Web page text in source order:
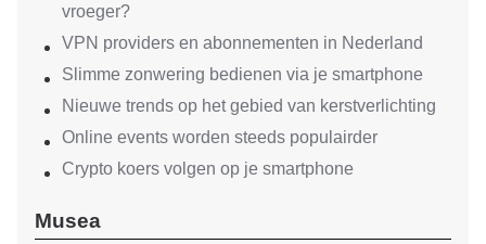
vroeger?
VPN providers en abonnementen in Nederland
Slimme zonwering bedienen via je smartphone
Nieuwe trends op het gebied van kerstverlichting
Online events worden steeds populairder
Crypto koers volgen op je smartphone
Musea